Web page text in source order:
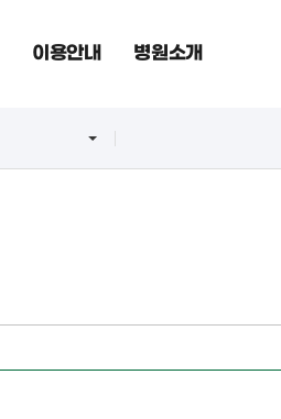
이용안내 병원소개